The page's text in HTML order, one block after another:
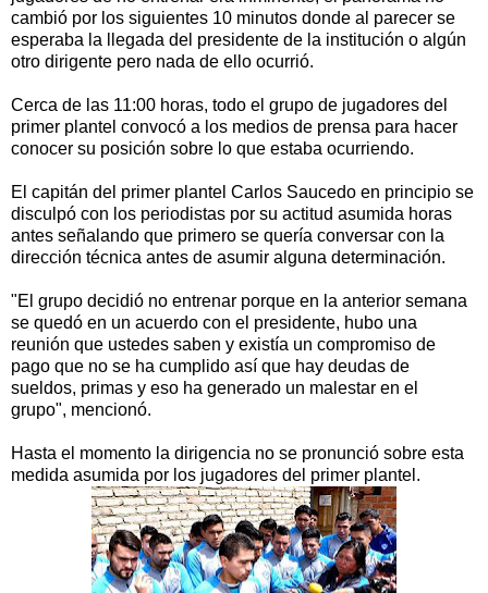
cambió por los siguientes 10 minutos donde al parecer se
esperaba la llegada del presidente de la institución o algún
otro dirigente pero nada de ello ocurrió.
Cerca de las 11:00 horas, todo el grupo de jugadores del
primer plantel convocó a los medios de prensa para hacer
conocer su posición sobre lo que estaba ocurriendo.
El capitán del primer plantel Carlos Saucedo en principio se
disculpó con los periodistas por su actitud asumida horas
antes señalando que primero se quería conversar con la
dirección técnica antes de asumir alguna determinación.
"El grupo decidió no entrenar porque en la anterior semana
se quedó en un acuerdo con el presidente, hubo una
reunión que ustedes saben y existía un compromiso de
pago que no se ha cumplido así que hay deudas de
sueldos, primas y eso ha generado un malestar en el
grupo", mencionó.
Hasta el momento la dirigencia no se pronunció sobre esta
medida asumida por los jugadores del primer plantel.